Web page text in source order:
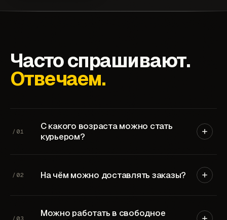
Часто спрашивают.
Отвечаем.
/ 01
С какого возраста можно стать
курьером?
отдельных регионах принимаем с 16 лет,
/ 02 На чём можно доставлять заказы?
автомобиле. С транспортом доход выше — у
Можно работать в свободное